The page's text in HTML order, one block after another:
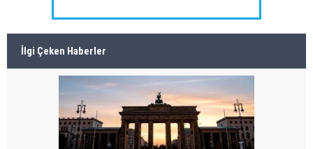
İlgi Çeken Haberler